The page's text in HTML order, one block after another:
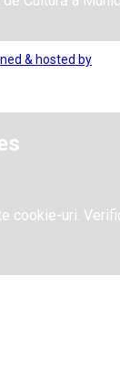
& hosted by
cookie-uri.